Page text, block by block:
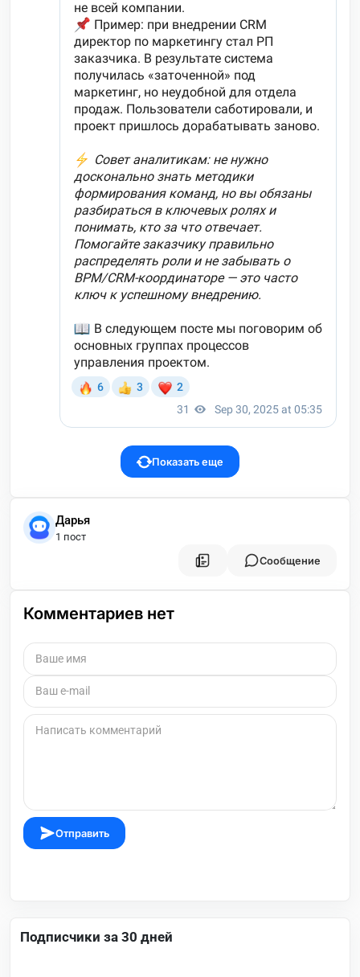
Показать еще
Дарья
1 пост
Сообщение
Комментариев нет
Отправить
Подписчики за 30 дней